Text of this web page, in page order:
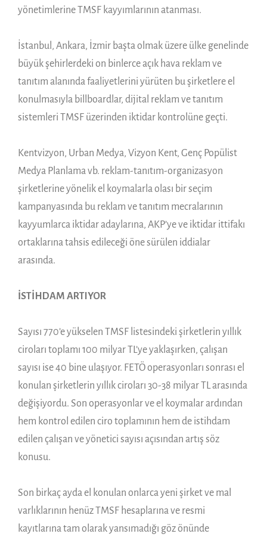
yönetimlerine TMSF kayyımlarının atanması.
İstanbul, Ankara, İzmir başta olmak üzere ülke genelinde
büyük şehirlerdeki on binlerce açık hava reklam ve
tanıtım alanında faaliyetlerini yürüten bu şirketlere el
konulmasıyla billboardlar, dijital reklam ve tanıtım
sistemleri TMSF üzerinden iktidar kontrolüne geçti.
Kentvizyon, Urban Medya, Vizyon Kent, Genç Popülist
Medya Planlama vb. reklam-tanıtım-organizasyon
şirketlerine yönelik el koymalarla olası bir seçim
kampanyasında bu reklam ve tanıtım mecralarının
kayyumlarca iktidar adaylarına, AKP’ye ve iktidar ittifakı
ortaklarına tahsis edileceği öne sürülen iddialar
arasında.
İSTİHDAM ARTIYOR
Sayısı 770’e yükselen TMSF listesindeki şirketlerin yıllık
ciroları toplamı 100 milyar TL’ye yaklaşırken, çalışan
sayısı ise 40 bine ulaşıyor. FETÖ operasyonları sonrası el
konulan şirketlerin yıllık ciroları 30-38 milyar TL arasında
değişiyordu. Son operasyonlar ve el koymalar ardından
hem kontrol edilen ciro toplamının hem de istihdam
edilen çalışan ve yönetici sayısı açısından artış söz
konusu.
Son birkaç ayda el konulan onlarca yeni şirket ve mal
varlıklarının henüz TMSF hesaplarına ve resmi
kayıtlarına tam olarak yansımadığı göz önünde